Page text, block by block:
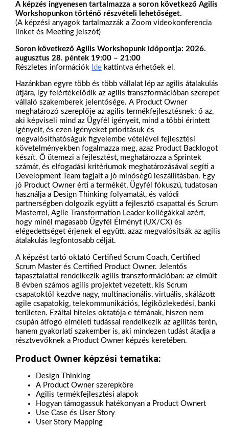
A képzés ingyenesen tartalmazza a soron következő Agilis
Workshopunkon történő részvételi lehetőséget.
(A képzési anyagok tartalmazzák a Zoom videokonferencia
linket és Meeting jelszót)
Soron következő Agilis Workshopunk időpontja: 2026.
augusztus 28. péntek 19:00 – 21:00
Részletes információk Ide kattintva érhetőek el.
Hazánkban egyre több és több vállalat lép az agilis átalakulás
útjára, így felértékelődik az agilis transzformációban szerepet
vállaló szakemberek jelentősége. A Product Owner
meghatározó szereplője az agilis termékfejlesztésnek: ő az,
aki képviseli mind az Ügyfél igényeit, mind a többi érintett
igényeit, és ezen igényeket prioritásuk és
megvalósíthatóságuk figyelembe vételével fejlesztési
követelményekben fogalmazza meg, azaz Product Backlogot
készít. Ő ütemezi a fejlesztést, meghatározza a Sprintek
számát, és elfogadási kritériumok meghatározásával segíti a
Development Team tagjait a jó minőségű leszállításban. Egy
jó Product Owner érti a termékét, Ügyfél fókuszú, tudatosan
használja a Design Thinking folyamatát, és valódi
partnerségben dolgozik együtt a fejlesztő csapattal és Scrum
Masterrel, Agile Transformation Leader kollégákkal azért,
hogy minél magasabb Ügyfél Élményt (UX/CX) és
elégedettséget érjenek el együtt, azaz megvalósítsák az agilis
átalakulás legfontosabb célját.
A képzést tartó oktató Certified Scrum Coach, Certified
Scrum Master és Certified Product Owner. Jelentős
tapasztalattal rendelkezik agilis transzformációban: az elmúlt
8 évben számos agilis projektet vezetett, kis Scrum
csapatoktól kezdve nagy, multinacionális, virtuális, skálázott
agile csapatokig, telekommunikációs, légiközlekedési, banki
területen. Ezáltal hiteles oktatója e témának, hiszen nem
csupán átfogó elméleti tudással rendelkezik az agilitás terén,
hanem gyakorlati szakember is, aki mindezen tudást átadja a
résztvevőknek a Product Owner képzés keretében.
Product Owner képzési tematika:
Design Thinking
A Product Owner szerepköre
Agilis termékfejlesztési alapok
Hogyan támogassuk hatékonyan a Product Ownert
Use Case és User Story
User Story Mapping